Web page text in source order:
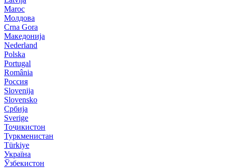
Maroc
Молдова
Crna Gora
Македонија
Nederland
Polska
Portugal
România
Россия
Slovenija
Slovensko
Србија
Sverige
Тоҷикистон
Туркменистан
Türkiye
Україна
Ўзбекистон